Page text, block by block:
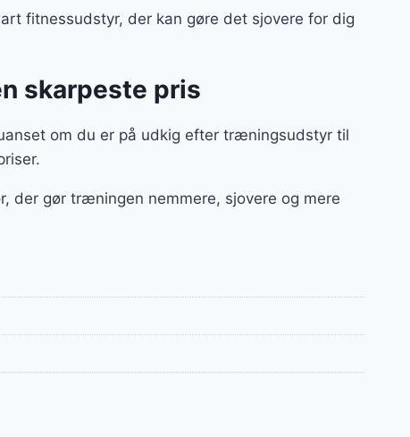
fitnessudstyr, der kan gøre det sjovere for dig
skarpeste pris
om du er på udkig efter træningsudstyr til
der gør træningen nemmere, sjovere og mere